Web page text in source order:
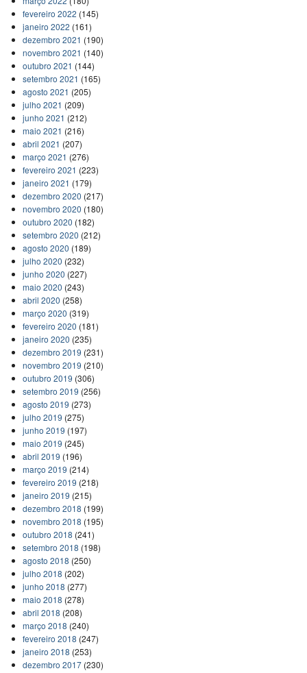
fevereiro 2022 (145)
janeiro 2022 (161)
dezembro 2021 (190)
novembro 2021 (140)
outubro 2021 (144)
setembro 2021 (165)
agosto 2021 (205)
julho 2021 (209)
junho 2021 (212)
maio 2021 (216)
abril 2021 (207)
março 2021 (276)
fevereiro 2021 (223)
janeiro 2021 (179)
dezembro 2020 (217)
novembro 2020 (180)
outubro 2020 (182)
setembro 2020 (212)
agosto 2020 (189)
julho 2020 (232)
junho 2020 (227)
maio 2020 (243)
abril 2020 (258)
março 2020 (319)
fevereiro 2020 (181)
janeiro 2020 (235)
dezembro 2019 (231)
novembro 2019 (210)
outubro 2019 (306)
setembro 2019 (256)
agosto 2019 (273)
julho 2019 (275)
junho 2019 (197)
maio 2019 (245)
abril 2019 (196)
março 2019 (214)
fevereiro 2019 (218)
janeiro 2019 (215)
dezembro 2018 (199)
novembro 2018 (195)
outubro 2018 (241)
setembro 2018 (198)
agosto 2018 (250)
julho 2018 (202)
junho 2018 (277)
maio 2018 (278)
abril 2018 (208)
março 2018 (240)
fevereiro 2018 (247)
janeiro 2018 (253)
dezembro 2017(230)